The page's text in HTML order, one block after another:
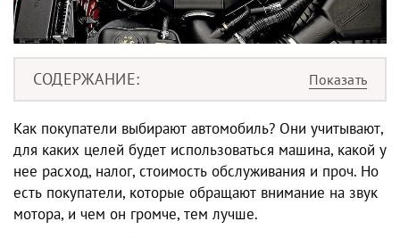
СОДЕРЖАНИЕ
Как покупатели выбирают автомобиль? Они учитывают,
для каких целей будет использоваться машина, какой у
нее расход, налог, стоимость обслуживания и проч. Но
есть покупатели, которые обращают внимание на звук
мотора, и чем он громче, тем лучше.